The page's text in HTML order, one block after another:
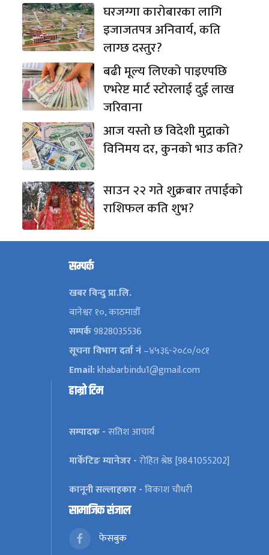
घरजग्गा कारोबारका लागि
इजाजतपत्र अनिवार्य, कति
लाग्छ दस्तुर?
बढी मूल्य लिएको पाइएपछि
एभरेष्ट मार्ट स्टोरलाई दुई लाख
जरिवाना
आज यस्तो छ विदेशी मुद्राको
विनिमय दर, कुनको भाउ कति?
साउन २२ गते शुक्रबार तपाईको
राशिफल कति शुभ?
सम्पर्क
खबर विन्दु प्रा.लि.
बानेश्वर १०, काठमाडौँ
सम्पर्क9828035536
सूचना विभाग दर्ता नं–४५३६-२०८०/०८१
Email:khabarbindu1@gmail.com
हाम्रो टिम
सम्पादक -सतिश आचार्य
मार्केटिङ म्यानेजर -रोहित श्रेष्ठ [9841055202]
कानूनी सल्लाहकार -विकाश चौधरी
सामाजिक संजाल
फेसबुक